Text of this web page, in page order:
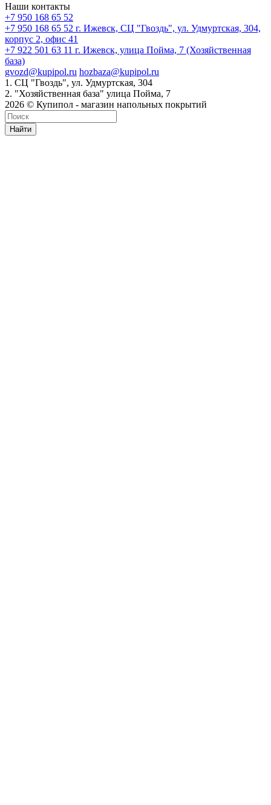
Наши контакты
+7 950 168 65 52
+7 950 168 65 52 г. Ижевск, СЦ "Гвоздь", ул. Удмуртская, 304,
корпус 2, офис 41
+7 922 501 63 11 г. Ижевск, улица Пойма, 7 (Хозяйственная
база)
gvozd@kupipol.ru hozbaza@kupipol.ru
1. СЦ "Гвоздь", ул. Удмуртская, 304
2. "Хозяйственная база" улица Пойма, 7
2026 © Купипол - магазин напольных покрытий
Найти